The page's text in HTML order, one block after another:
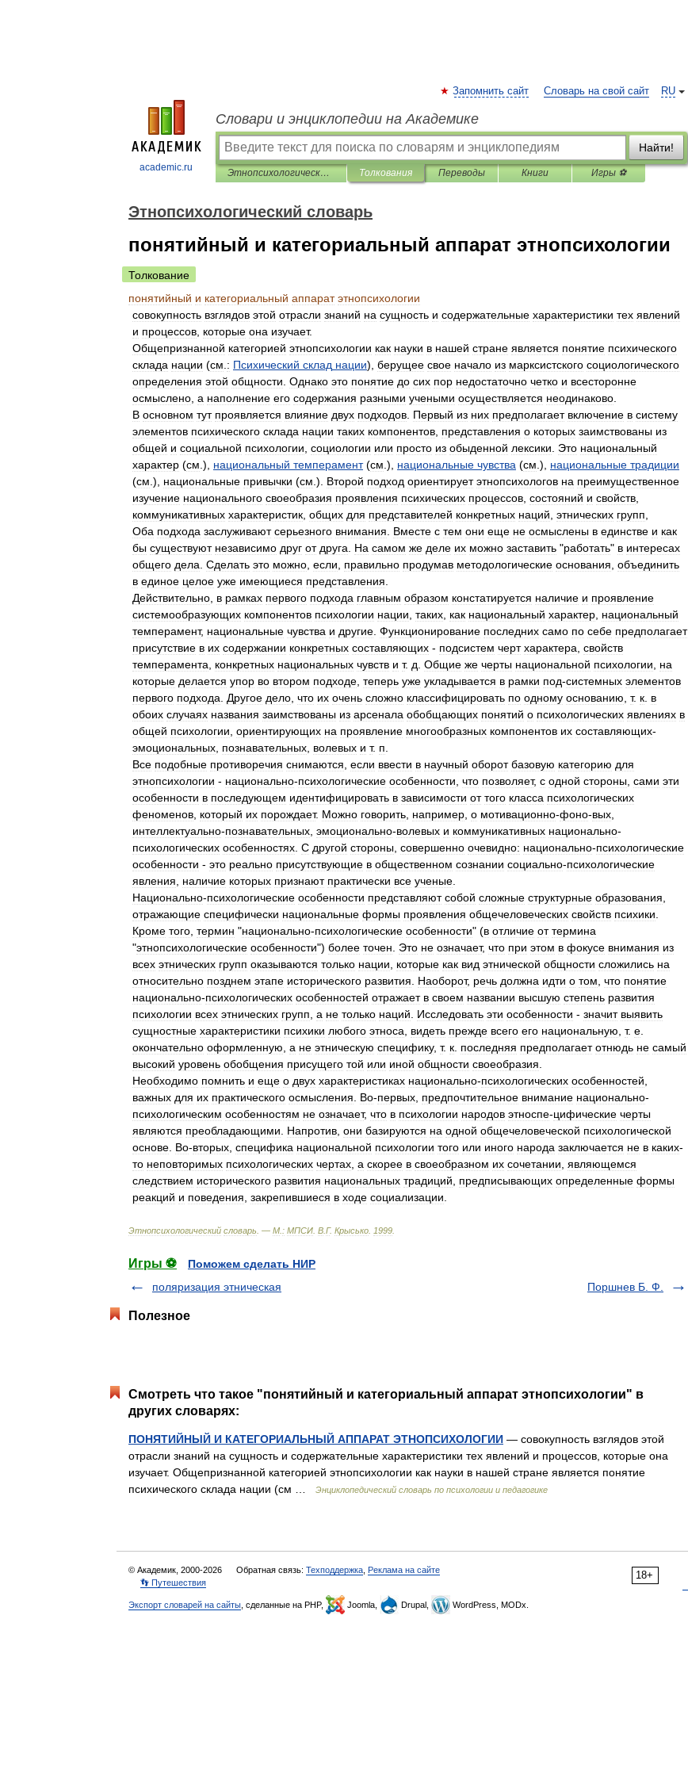
academic.ru
RU
Запомнить сайт Словарь на свой сайт
Словари и энциклопедии на Академике
Найти!
Этнопсихологический словарь Толкования Переводы Книги Игры ⚽
Этнопсихологический словарь
понятийный и категориальный аппарат этнопсихологии
Толкование
понятийный и категориальный аппарат этнопсихологии
совокупность взглядов этой отрасли знаний на сущность и содержательные характеристики тех явлений
и процессов которые она изучает.
Общепризнанной категорией этнопсихологии как науки в нашей стране является понятие психического
склада нации (см : Психический склад нации), берущее свое начало из марксистского социологического
определения этой общности Однако это понятие до сих пор недостаточно четко и всесторонне
осмыслено а наполнение его содержания разными учеными осуществляется неодинаково
В основном тут проявляется влияние двух подходов Первый из них предполагает включение в систему
элементов психического склада нации таких компонентов представления о которых заимствованы из
общей и социальной психологии социологии или просто из обыденной лексики Это национальный
характер (см .), национальный темперамент(см .), национальные чувства (см .), национальные традиции
(см .), национальные привычки (см .). Второй подход ориентирует этнопсихологов на преимущественное
изучение национального своеобразия проявления психических процессов состояний и свойств
коммуникативных характеристик общих для представителей конкретных наций этнических групп
Оба подхода заслуживают серьезного внимания Вместе с тем они еще не осмыслены в единстве и как
бы существуют независимо друг от друга На самом же деле их можно заставить "работать" в интересах
общего дела Сделать это можно если правильно продумав методологические основания объединить
в единое целое уже имеющиеся представления
Действительно в рамках первого подхода главным образом констатируется наличие и проявление
системообразующих компонентов психологии нации таких как национальный характер национальный
темперамент, национальные чувства и другие Функционирование последних само по себе предполагает
присутствие в их содержании конкретных составляющих - подсистем черт характера свойств
темперамента
конкретных национальных чувств и т. д Общие же черты национальной психологии
на
которые делается упор во втором подходе теперь уже укладывается в рамки под-системных элементов
первого подхода Другое дело что их очень сложно классифицировать по одному основанию т. к в
обоих случаях названия заимствованы из арсенала обобщающих понятий о психологических явлениях в
общей психологии ориентирующих на проявление многообразных компонентов их составляющих-
эмоциональных познавательных волевых и т. п
Все подобные противоречия снимаются если ввести в научный оборот базовую категорию для
этнопсихологии - национально-психологические особенности что позволяет, с одной стороны сами эти
особенности в последующем идентифицировать в зависимости от того класса психологических
феноменов который их порождает. Можно говорить например о мотивационно-фоно-вых
интеллектуально-познавательных эмоционально-волевых и коммуникативных национально-
психологических особенностях С другой стороны совершенно очевидно: национально-психологические
особенности - это реально присутствующие в общественном сознании социально-психологические
явления
наличие которых признают практически все ученые
Национально-психологические особенности представляют собой сложные структурные образования
отражающие специфически национальные формы проявления общечеловеческих свойств психики
Кроме того термин "национально-психологические особенности" (в отличие от термина
"этнопсихологические особенности") более точен Это не означает, что при этом в фокусе внимания из
всех этнических групп оказываются только нации которые как вид этнической общности сложились на
относительно позднем этапе исторического развития Наоборот, речь должна идти о том что понятие
национально-психологических особенностей отражает в своем названии высшую степень развития
психологии всех этнических групп а не только наций Исследовать эти особенности - значит выявить
сущностные характеристики психики любого этноса видеть прежде всего его национальную т. е
окончательно оформленную а не этническую специфику, т. к последняя предполагает отнюдь не самый
высокий уровень обобщения присущего той или иной общности своеобразия
Необходимо помнить и еще о двух характеристиках национально-психологических особенностей
важных для их практического осмысления Во-первых предпочтительное внимание национально-
психологическим особенностям не означает, что в психологии народов этноспе-цифические черты
являются преобладающими Напротив они базируются на одной общечеловеческой психологической
основе Во-вторых специфика национальной психологии того или иного народа заключается не в каких-
то неповторимых психологических чертах а скорее в своеобразном их сочетании являющемся
следствием исторического развития национальных традиций предписывающих определенные формы
реакций и поведения закрепившиеся в ходе социализации
Этнопсихологический словарь . — М : МПСИ В Г. Крысько 1999
Игры ⚽
Поможем сделать НИР
поляризация этническая
Поршнев Б. Ф.
Полезное
Смотреть что такое "понятийный и категориальный аппарат этнопсихологии" в
других словарях:
ПОНЯТИЙНЫЙ И КАТЕГОРИАЛЬНЫЙ АППАРАТ ЭТНОПСИХОЛОГИИ — совокупность взглядов этой
отрасли знаний на сущность и содержательные характеристики тех явлений и процессов, которые она
изучает. Общепризнанной категорией этнопсихологии как науки в нашей стране является понятие
психического склада нации (см …
Энциклопедический словарь по психологии и педагогике
18+
© Академик, 2000-2026 Обратная связь: Техподдержка Реклама на сайте
👣 Путешествия
Экспорт словарей на сайты , сделанные на PHP, Joomla, Drupal, WordPress, MODx.